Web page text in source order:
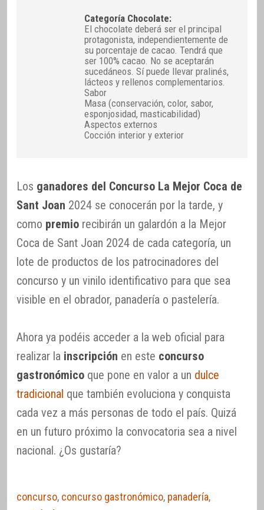
Categoría Chocolate:
El chocolate deberá ser el principal
protagonista, independientemente de
su porcentaje de cacao. Tendrá que
ser 100% cacao. No se aceptarán
sucedáneos. Sí puede llevar pralinés,
lácteos y rellenos complementarios.
Sabor
Masa (conservación, color, sabor,
esponjosidad, masticabilidad)
Aspectos externos
Cocción interior y exterior
Los ganadores del Concurso La Mejor Coca de
Sant Joan 2024 se conocerán por la tarde, y
como premio recibirán un galardón a la Mejor
Coca de Sant Joan 2024 de cada categoría, un
lote de productos de los patrocinadores del
concurso y un vinilo identificativo para que sea
visible en el obrador, panadería o pastelería.
Ahora ya podéis acceder a la web oficial para
realizar la inscripción en este concurso
gastronómico que pone en valor a un dulce
tradicional que también evoluciona y conquista
cada vez a más personas de todo el país. Quizá
en un futuro próximo la convocatoria sea a nivel
nacional. ¿Os gustaría?
concurso, concurso gastronómico, panadería,